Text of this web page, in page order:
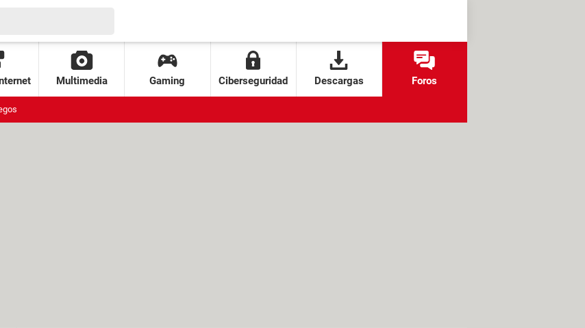
Multimedia Gaming Ciberseguridad Descargas Foros